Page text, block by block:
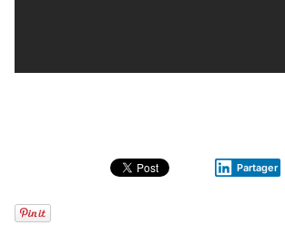
Partager